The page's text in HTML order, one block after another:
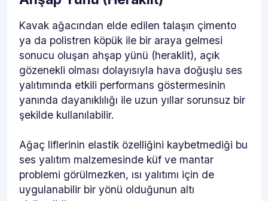
Kavak ağacından elde edilen talaşın çimento
ya da polistren köpük ile bir araya gelmesi
sonucu oluşan ahşap yünü (heraklit), açık
gözenekli olması dolayısıyla hava doğuşlu ses
yalıtımında etkili performans göstermesinin
yanında dayanıklılığı ile uzun yıllar sorunsuz bir
şekilde kullanılabilir.
Ağaç liflerinin elastik özelliğini kaybetmediği bu
ses yalıtım malzemesinde küf ve mantar
problemi görülmezken, ısı yalıtımı için de
uygulanabilir bir yönü olduğunun altı